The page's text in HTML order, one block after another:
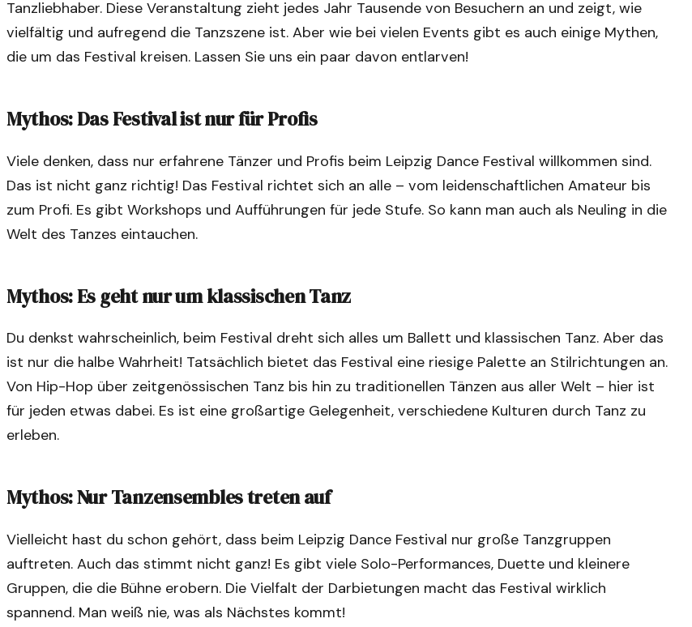
Tanzliebhaber. Diese Veranstaltung zieht jedes Jahr Tausende von Besuchern an und zeigt, wie
vielfältig und aufregend die Tanzszene ist. Aber wie bei vielen Events gibt es auch einige Mythen,
die um das Festival kreisen. Lassen Sie uns ein paar davon entlarven!
Mythos: Das Festival ist nur für Profis
Viele denken, dass nur erfahrene Tänzer und Profis beim Leipzig Dance Festival willkommen sind.
Das ist nicht ganz richtig! Das Festival richtet sich an alle – vom leidenschaftlichen Amateur bis
zum Profi. Es gibt Workshops und Aufführungen für jede Stufe. So kann man auch als Neuling in die
Welt des Tanzes eintauchen.
Mythos: Es geht nur um klassischen Tanz
Du denkst wahrscheinlich, beim Festival dreht sich alles um Ballett und klassischen Tanz. Aber das
ist nur die halbe Wahrheit! Tatsächlich bietet das Festival eine riesige Palette an Stilrichtungen an.
Von Hip-Hop über zeitgenössischen Tanz bis hin zu traditionellen Tänzen aus aller Welt – hier ist
für jeden etwas dabei. Es ist eine großartige Gelegenheit, verschiedene Kulturen durch Tanz zu
erleben.
Mythos: Nur Tanzensembles treten auf
Vielleicht hast du schon gehört, dass beim Leipzig Dance Festival nur große Tanzgruppen
auftreten. Auch das stimmt nicht ganz! Es gibt viele Solo-Performances, Duette und kleinere
Gruppen, die die Bühne erobern. Die Vielfalt der Darbietungen macht das Festival wirklich
spannend. Man weiß nie, was als Nächstes kommt!